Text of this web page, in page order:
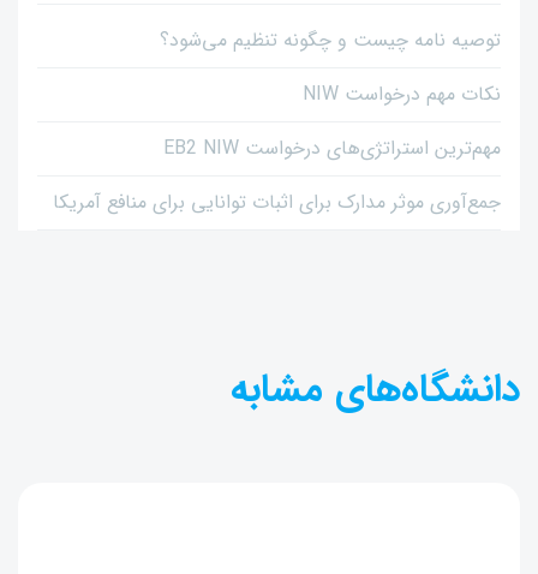
توصیه نامه چیست و چگونه تنظیم می‌شود؟
نکات مهم درخواست NIW
مهم‌ترین استراتژی‌های درخواست EB2 NIW
جمع‌آوری موثر مدارک برای اثبات توانایی برای منافع آمریکا
دانشگاه‌های مشابه